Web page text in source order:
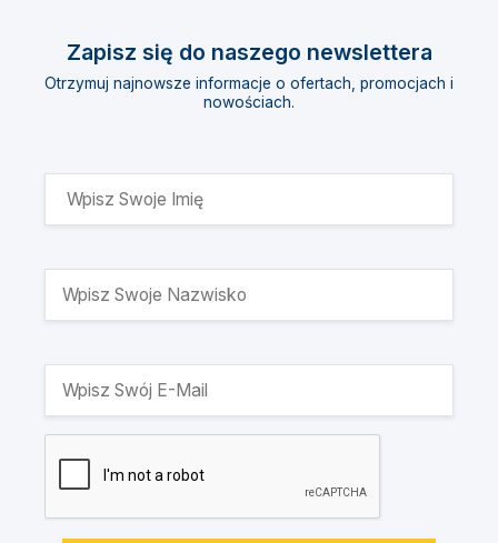
Zapisz się do naszego newslettera
Otrzymuj najnowsze informacje o ofertach, promocjach i
nowościach.